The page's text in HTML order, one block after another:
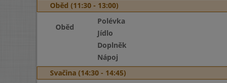
Oběd (11:30 - 13:00)
Oběd
Polévka
Jídlo
Doplněk
Nápoj
Svačina (14:30 - 14:45)